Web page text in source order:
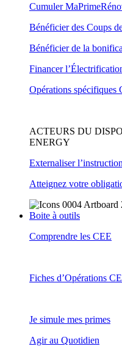
Cumuler
Bénéficier des Coups
Bénéficier de la
Financer
Opérations spécifiques
ACTEURS DU
ENERGY
Externaliser
Atteignez votre
Boite à outils
Comprendre les CEE
Fiches d’Opérations
Je simule mes primes
Agir au Quotidien